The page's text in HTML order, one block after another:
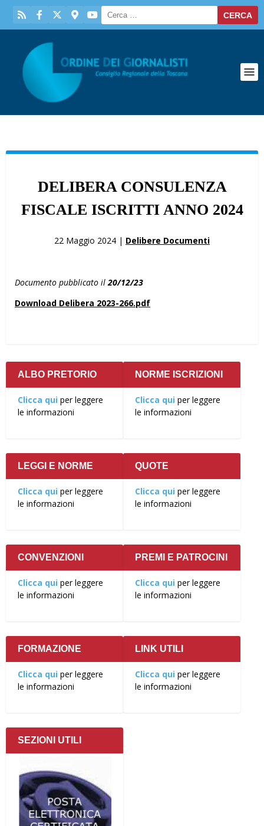
DELIBERA CONSULENZA
FISCALE ISCRITTI ANNO 2024
22 Maggio 2024 | Delibere Documenti
Documento pubblicato il 20/12/23
Download Delibera 2023-266.pdf
ALBO PRETORIO
Clicca qui per leggere
le informazioni
NORME ISCRIZIONI
Clicca qui per leggere
le informazioni
LEGGI E NORME
Clicca qui per leggere
le informazioni
QUOTE
Clicca qui per leggere
le informazioni
CONVENZIONI
Clicca qui per leggere
le informazioni
PREMI E PATROCINI
Clicca qui per leggere
le informazioni
FORMAZIONE
Clicca qui per leggere
le informazioni
LINK UTILI
Clicca qui per leggere
le informazioni
SEZIONI UTILI